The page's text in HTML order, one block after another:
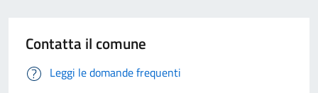
Contatta il comune
Leggi le domande frequenti